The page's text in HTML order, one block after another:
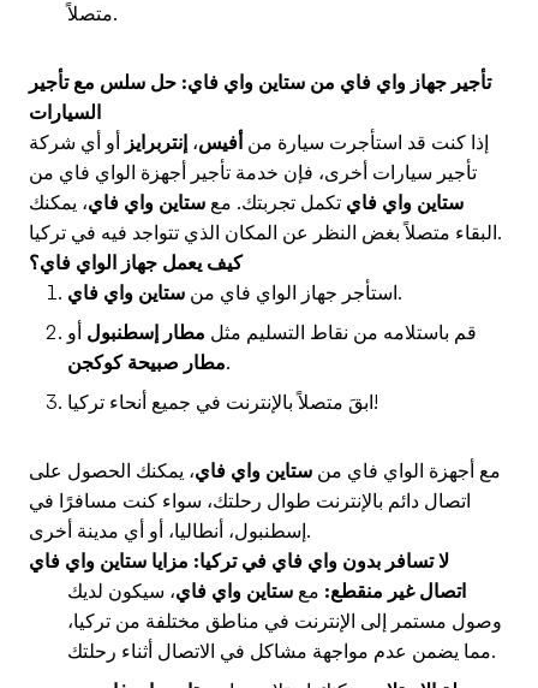
متصلاً.
تأجير جهاز واي فاي من ستاين واي فاي: حل سلس مع تأجير
السيارات
إذا كنت قد استأجرت سيارة من أفيس، إنتربرايز أو أي شركة
تأجير سيارات أخرى، فإن خدمة تأجير أجهزة الواي فاي من
ستاين واي فاي تكمل تجربتك. مع ستاين واي فاي، يمكنك
البقاء متصلاً بغض النظر عن المكان الذي تتواجد فيه في تركيا.
كيف يعمل جهاز الواي فاي؟
استأجر جهاز الواي فاي من ستاين واي فاي
.
قم باستلامه من نقاط التسليم مثل مطار إسطنبول أو
مطار صبيحة كوكجن.
ابقَ متصلاً بالإنترنت في جميع أنحاء تركيا!
مع أجهزة الواي فاي من ستاين واي فاي، يمكنك الحصول على
اتصال دائم بالإنترنت طوال رحلتك، سواء كنت مسافرًا في
إسطنبول، أنطاليا، أو أي مدينة أخرى.
لا تسافر بدون واي فاي في تركيا: مزايا ستاين واي فاي
اتصال غير منقطع: مع ستاين واي فاي، سيكون لديك
وصول مستمر إلى الإنترنت في مناطق مختلفة من تركيا،
مما يضمن عدم مواجهة مشاكل في الاتصال أثناء رحلتك.